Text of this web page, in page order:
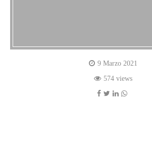
9 Marzo 2021
574 views